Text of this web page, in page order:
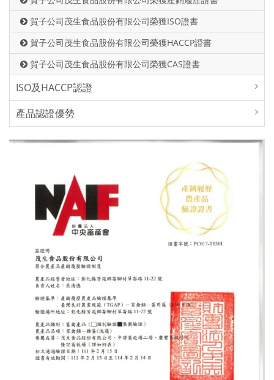
賀子公司茂生食品股份有限公司榮獲ISO證書
賀子公司茂生食品股份有限公司榮獲HACCP證書
賀子公司茂生食品股份有限公司榮獲CAS證書
ISO及HACCP認證
產品認證優勢